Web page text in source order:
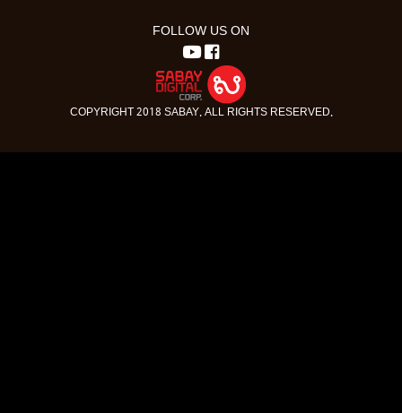
FOLLOW US ON
COPYRIGHT 2018 SABAY. ALL RIGHTS RESERVED.